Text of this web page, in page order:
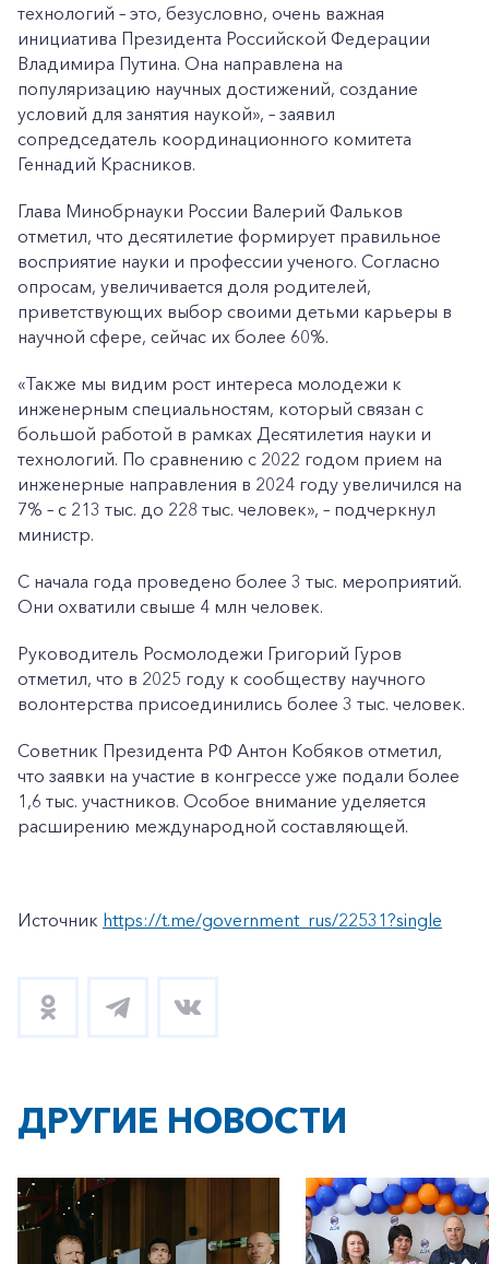
технологий – это, безусловно, очень важная
инициатива Президента Российской Федерации
Владимира Путина. Она направлена на
популяризацию научных достижений, создание
условий для занятия наукой», – заявил
сопредседатель координационного комитета
Геннадий Красников.
Глава Минобрнауки России Валерий Фальков
отметил, что десятилетие формирует правильное
восприятие науки и профессии ученого. Согласно
опросам, увеличивается доля родителей,
приветствующих выбор своими детьми карьеры в
научной сфере, сейчас их более 60%.
«Также мы видим рост интереса молодежи к
инженерным специальностям, который связан с
большой работой в рамках Десятилетия науки и
технологий. По сравнению с 2022 годом прием на
инженерные направления в 2024 году увеличился на
7% – с 213 тыс. до 228 тыс. человек», – подчеркнул
министр.
С начала года проведено более 3 тыс. мероприятий.
Они охватили свыше 4 млн человек.
Руководитель Росмолодежи Григорий Гуров
отметил, что в 2025 году к сообществу научного
волонтерства присоединились более 3 тыс. человек.
Советник Президента РФ Антон Кобяков отметил,
что заявки на участие в конгрессе уже подали более
1,6 тыс. участников. Особое внимание уделяется
расширению международной составляющей.
Источник https://t.me/government_rus/22531?single
ДРУГИЕ НОВОСТИ